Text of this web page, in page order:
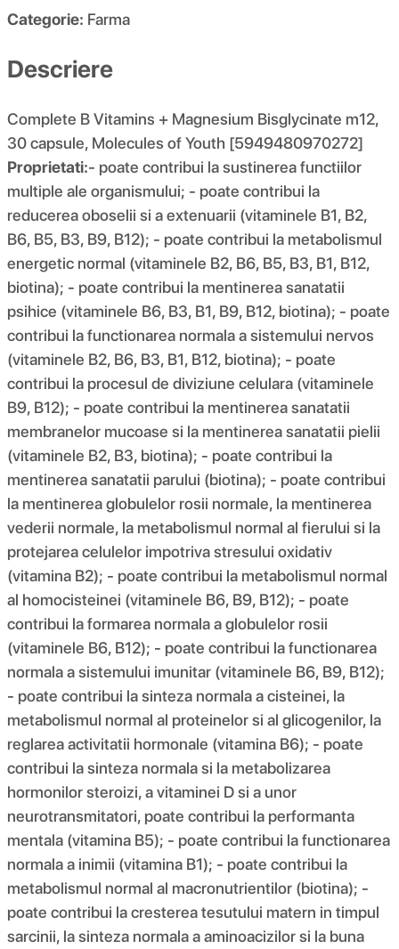
Categorie: Farma
Descriere
Complete B Vitamins + Magnesium Bisglycinate m12,
30 capsule, Molecules of Youth [5949480970272]
Proprietati:- poate contribui la sustinerea functiilor
multiple ale organismului; - poate contribui la
reducerea oboselii si a extenuarii (vitaminele B1, B2,
B6, B5, B3, B9, B12); - poate contribui la metabolismul
energetic normal (vitaminele B2, B6, B5, B3, B1, B12,
biotina); - poate contribui la mentinerea sanatatii
psihice (vitaminele B6, B3, B1, B9, B12, biotina); - poate
contribui la functionarea normala a sistemului nervos
(vitaminele B2, B6, B3, B1, B12, biotina); - poate
contribui la procesul de diviziune celulara (vitaminele
B9, B12); - poate contribui la mentinerea sanatatii
membranelor mucoase si la mentinerea sanatatii pielii
(vitaminele B2, B3, biotina); - poate contribui la
mentinerea sanatatii parului (biotina); - poate contribui
la mentinerea globulelor rosii normale, la mentinerea
vederii normale, la metabolismul normal al fierului si la
protejarea celulelor impotriva stresului oxidativ
(vitamina B2); - poate contribui la metabolismul normal
al homocisteinei (vitaminele B6, B9, B12); - poate
contribui la formarea normala a globulelor rosii
(vitaminele B6, B12); - poate contribui la functionarea
normala a sistemului imunitar (vitaminele B6, B9, B12);
- poate contribui la sinteza normala a cisteinei, la
metabolismul normal al proteinelor si al glicogenilor, la
reglarea activitatii hormonale (vitamina B6); - poate
contribui la sinteza normala si la metabolizarea
hormonilor steroizi, a vitaminei D si a unor
neurotransmitatori, poate contribui la performanta
mentala (vitamina B5); - poate contribui la functionarea
normala a inimii (vitamina B1); - poate contribui la
metabolismul normal al macronutrientilor (biotina); -
poate contribui la cresterea tesutului matern in timpul
sarcinii, la sinteza normala a aminoacizilor si la buna